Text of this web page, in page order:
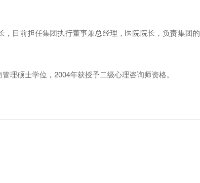
目前担任集团执行董事兼总经理，医院院长，负责集团的
理硕士学位，2004年获授予二级心理咨询师资格。